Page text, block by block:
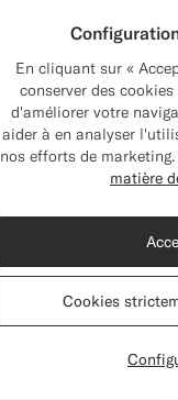
€159
En cliquant sur «
conserver des
d'améliorer votre
aider à en analyser
nos efforts de marketing.
matière
Cookies